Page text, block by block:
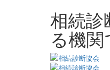
相続診
る機関